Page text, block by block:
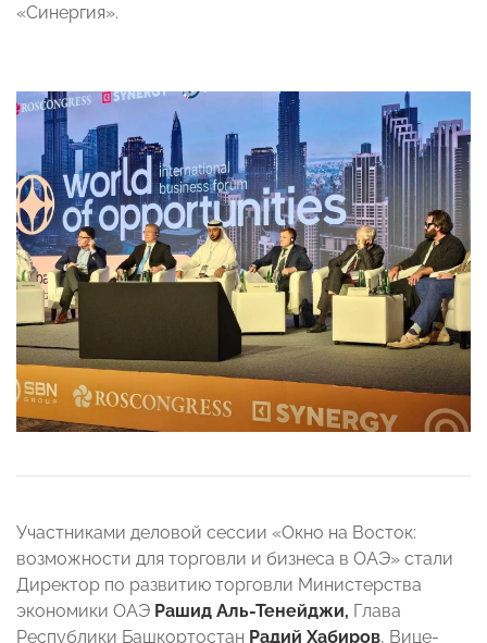
«Синергия».
Участниками деловой сессии «Окно на Восток:
возможности для торговли и бизнеса в ОАЭ» стали
Директор по развитию торговли Министерства
экономики ОАЭ Рашид Аль-Тенейджи, Глава
Республики Башкортостан Радий Хабиров, Вице-